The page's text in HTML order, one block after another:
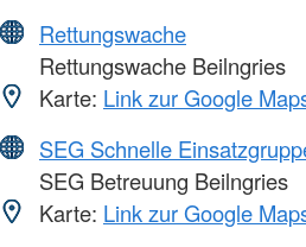
Rettungswache
Rettungswache Beilngries
Karte: Link zur Google
SEG Schnelle
SEG Betreuung Beilngries
Karte: Link zur Google